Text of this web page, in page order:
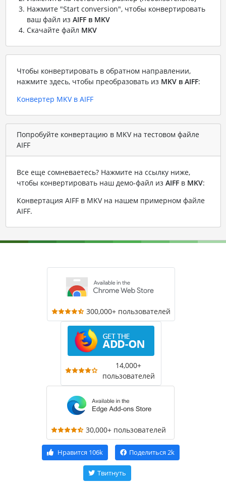
Нажмите "Start conversion", чтобы конвертировать
ваш файл из AIFF в MKV
Скачайте файл MKV
Чтобы конвертировать в обратном направлении,
нажмите здесь, чтобы преобразовать из MKV в AIFF:
Конвертер MKV в AIFF
Попробуйте конвертацию в MKV на тестовом файле
AIFF
Все еще сомневаетесь? Нажмите на ссылку ниже,
чтобы конвертировать наш демо-файл из AIFFв MKV:
Конвертация AIFF в MKV на нашем примерном файле
AIFF.
300,000+ пользователей
14,000+
пользователей
30,000+ пользователей
Нравится 106k Поделиться 2k
Твитнуть